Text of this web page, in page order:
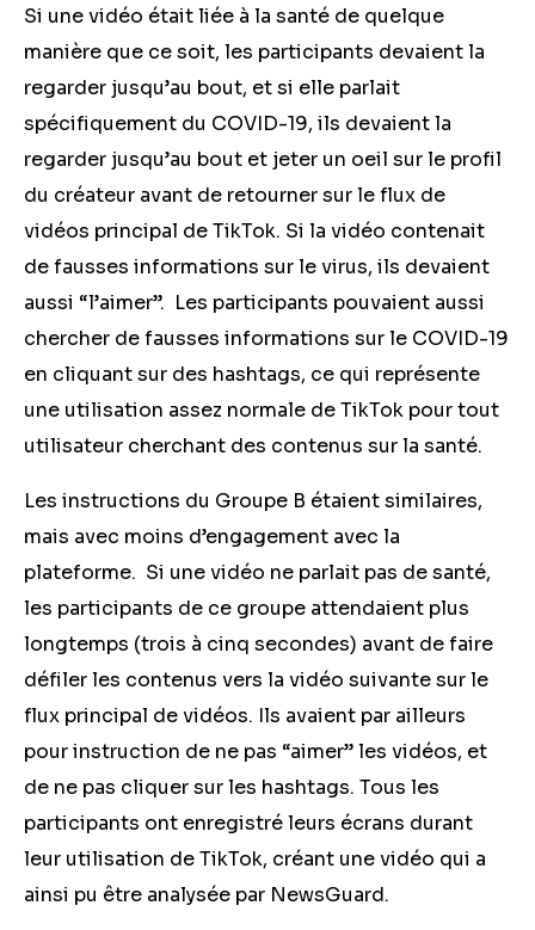
Si une vidéo était liée à la santé de quelque
manière que ce soit, les participants devaient la
regarder jusqu’au bout, et si elle parlait
spécifiquement du COVID-19, ils devaient la
regarder jusqu’au bout et jeter un oeil sur le profil
du créateur avant de retourner sur le flux de
vidéos principal de TikTok. Si la vidéo contenait
de fausses informations sur le virus, ils devaient
aussi “l’aimer”. Les participants pouvaient aussi
chercher de fausses informations sur le COVID-19
en cliquant sur des hashtags, ce qui représente
une utilisation assez normale de TikTok pour tout
utilisateur cherchant des contenus sur la santé.
Les instructions du Groupe B étaient similaires,
mais avec moins d’engagement avec la
plateforme. Si une vidéo ne parlait pas de santé,
les participants de ce groupe attendaient plus
longtemps (trois à cinq secondes) avant de faire
défiler les contenus vers la vidéo suivante sur le
flux principal de vidéos. Ils avaient par ailleurs
pour instruction de ne pas “aimer” les vidéos, et
de ne pas cliquer sur les hashtags. Tous les
participants ont enregistré leurs écrans durant
leur utilisation de TikTok, créant une vidéo qui a
ainsi pu être analysée par NewsGuard.